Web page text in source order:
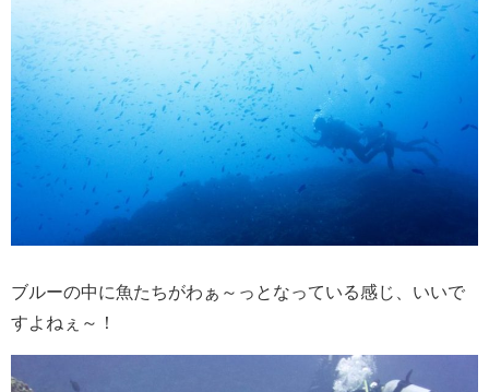
ブルーの中に魚たちがわぁ～っとなっている感じ、いいで
すよねぇ～！